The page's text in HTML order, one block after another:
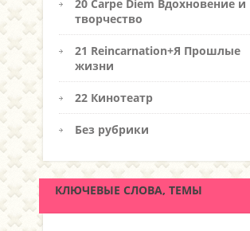
20 Carpe Diem Вдохновение и
творчество
21 Reincarnation+Я Прошлые
жизни
22 Кинотеатр
Без рубрики
КЛЮЧЕВЫЕ СЛОВА, ТЕМЫ